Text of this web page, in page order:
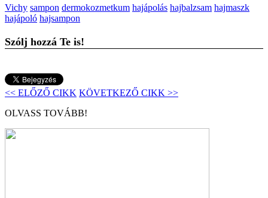
Vichy sampon dermokozmetkum hajápolás hajbalzsam hajmaszk
hajápoló hajsampon
Szólj hozzá Te is!
<< ELŐZŐ CIKK KÖVETKEZŐ CIKK >>
OLVASS TOVÁBB!